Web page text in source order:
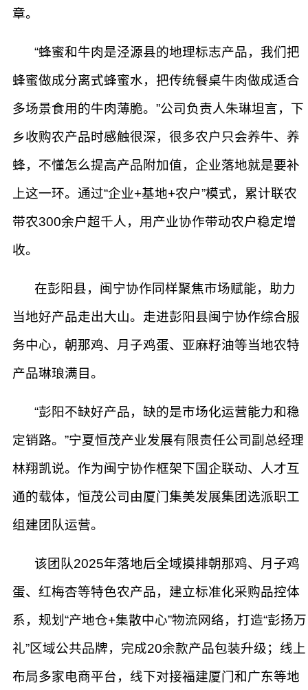
章。
“蜂蜜和牛肉是泾源县的地理标志产品，我们把
蜂蜜做成分离式蜂蜜水，把传统餐桌牛肉做成适合
多场景食用的牛肉薄脆。”公司负责人朱琳坦言，下
乡收购农产品时感触很深，很多农户只会养牛、养
蜂，不懂怎么提高产品附加值，企业落地就是要补
上这一环。通过“企业+基地+农户”模式，累计联农
带农300余户超千人，用产业协作带动农户稳定增
收。
在彭阳县，闽宁协作同样聚焦市场赋能，助力
当地好产品走出大山。走进彭阳县闽宁协作综合服
务中心，朝那鸡、月子鸡蛋、亚麻籽油等当地农特
产品琳琅满目。
“彭阳不缺好产品，缺的是市场化运营能力和稳
定销路。”宁夏恒茂产业发展有限责任公司副总经理
林翔凯说。作为闽宁协作框架下国企联动、人才互
通的载体，恒茂公司由厦门集美发展集团选派职工
组建团队运营。
该团队2025年落地后全域摸排朝那鸡、月子鸡
蛋、红梅杏等特色农产品，建立标准化采购品控体
系，规划“产地仓+集散中心”物流网络，打造“彭扬万
礼”区域公共品牌，完成20余款产品包装升级；线上
布局多家电商平台，线下对接福建厦门和广东等地